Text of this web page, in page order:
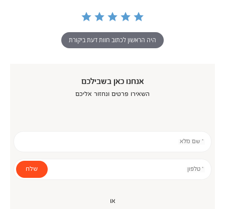
היה הראשון לכתוב חוות דעת ביקורת
אנחנו כאן בשבילכם
השאירו פרטים ונחזור אליכם
* שם מלא
* טלפון שלח
או